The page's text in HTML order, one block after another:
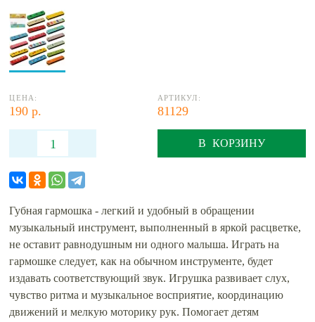
ЦЕНА:
190 р.
АРТИКУЛ:
81129
В КОРЗИНУ
Губная гармошка - легкий и удобный в обращении
музыкальный инструмент, выполненный в яркой расцветке,
не оставит равнодушным ни одного малыша. Играть на
гармошке следует, как на обычном инструменте, будет
издавать соответствующий звук. Игрушка развивает слух,
чувство ритма и музыкальное восприятие, координацию
движений и мелкую моторику рук. Помогает детям